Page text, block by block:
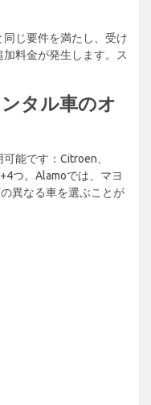
じ要件を満たし、受け
料金が発生します。ス
タル車のオ
能です：Citroen、
つ。Alamoでは、マヨ
異なる車を選ぶことが